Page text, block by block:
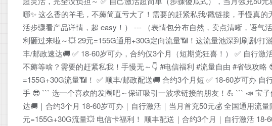
哪✨ 这么香的羊毛，不薅简直亏大了！需要的赶紧私我/戳链接，手慢真
活步骤看产品详情，超 easy！） --- （表情包分布自然，卖点清晰，语
利砸过来啦～💥 29元=155G通用+30G定向流量📶！这流量池深到刷剧/
丰/邮政速达🚚 ✅ 18-60岁可办，合约仅3个月（短期党狂喜！） ✅ 自行
不薅等啥？需要的赶紧私我！手慢无～👇 #电信福利 #流量自由 #省钱攻
=155G+30G流量📶！ ✅ 顺丰/邮政配送🚚 合约3个月短 ✅ 18-60岁可办
手 😎 ``` 选一个喜欢的发圈吧～保证吸引一波求链接的朋友！💪 ``` 📣 宝
达🚚｜合约3个月 18-60岁可办｜自行激活｜当月首充50元💰 全国通用流
元=155G+30G流量💥 电信卡福利！ 顺丰配送｜合约3个月｜自行激活